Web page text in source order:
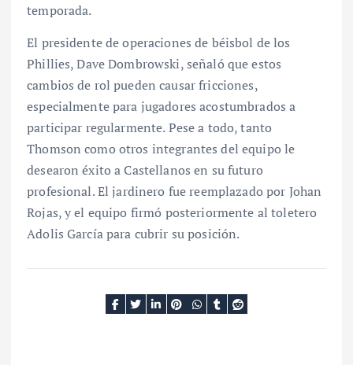
temporada.
El presidente de operaciones de béisbol de los
Phillies, Dave Dombrowski, señaló que estos
cambios de rol pueden causar fricciones,
especialmente para jugadores acostumbrados a
participar regularmente. Pese a todo, tanto
Thomson como otros integrantes del equipo le
desearon éxito a Castellanos en su futuro
profesional. El jardinero fue reemplazado por Johan
Rojas, y el equipo firmó posteriormente al toletero
Adolis García para cubrir su posición.